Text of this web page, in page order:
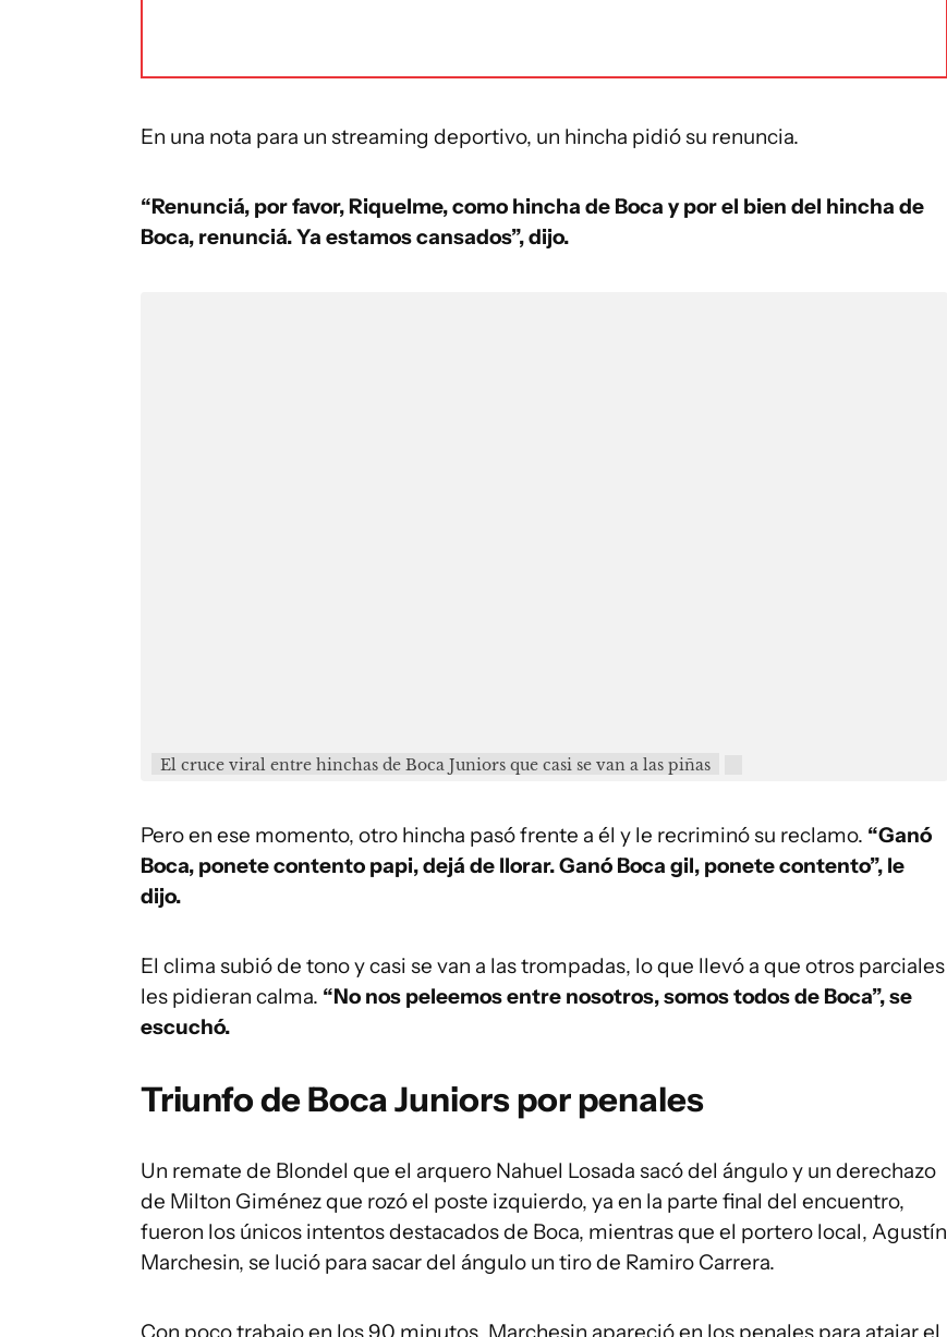
En una nota para un streaming deportivo, un hincha pidió su renuncia.
“Renunciá, por favor, Riquelme, como hincha de Boca y por el bien del hincha de
Boca, renunciá. Ya estamos cansados”, dijo.
El cruce viral entre hinchas de Boca Juniors que casi se van a las piñas
Pero en ese momento, otro hincha pasó frente a él y le recriminó su reclamo. “Ganó
Boca, ponete contento papi, dejá de llorar. Ganó Boca gil, ponete contento”, le
dijo.
El clima subió de tono y casi se van a las trompadas, lo que llevó a que otros parciales
les pidieran calma. “No nos peleemos entre nosotros, somos todos de Boca”, se
escuchó.
Triunfo de Boca Juniors por penales
Un remate de Blondel que el arquero Nahuel Losada sacó del ángulo y un derechazo
de Milton Giménez que rozó el poste izquierdo, ya en la parte final del encuentro,
fueron los únicos intentos destacados de Boca, mientras que el portero local, Agustín
Marchesin, se lució para sacar del ángulo un tiro de Ramiro Carrera.
Con poco trabajo en los 90 minutos, Marchesin apareció en los penales para atajar el